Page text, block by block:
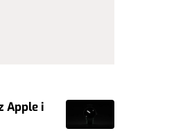
Apple i